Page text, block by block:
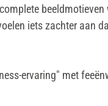
iets zachter aan
ervaring" met